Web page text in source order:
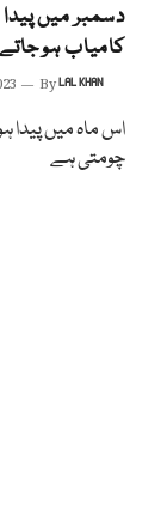
دسمبر میں پیدا
کامیاب ہو
ByLAL KHAN
اس ماہ میں پیدا
چومتی ہے